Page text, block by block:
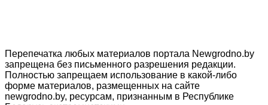
Перепечатка любых материалов портала Newgrodno.by
запрещена без письменного разрешения редакции.
Полностью запрещаем использование в какой-либо
форме материалов, размещенных на сайте
newgrodno.by, ресурсам, признанным в Республике